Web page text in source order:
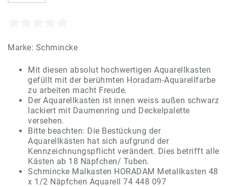
Marke: Schmincke
Mit diesen absolut hochwertigen Aquarellkasten
gefüllt mit der berühmten Horadam-Aquarellfarbe
zu arbeiten macht Freude.
Der Aquarellkasten ist innen weiss außen schwarz
lackiert mit Daumenring und Deckelpalette
versehen.
Bitte beachten: Die Bestückung der
Aquarellkästen hat sich aufgrund der
Kennzeichnungspflicht verändert. Dies betrifft alle
Kästen ab 18 Näpfchen/ Tuben.
Schmincke Malkasten HORADAM Metallkasten 48
x 1/2 Näpfchen Aquarell 74 448 097